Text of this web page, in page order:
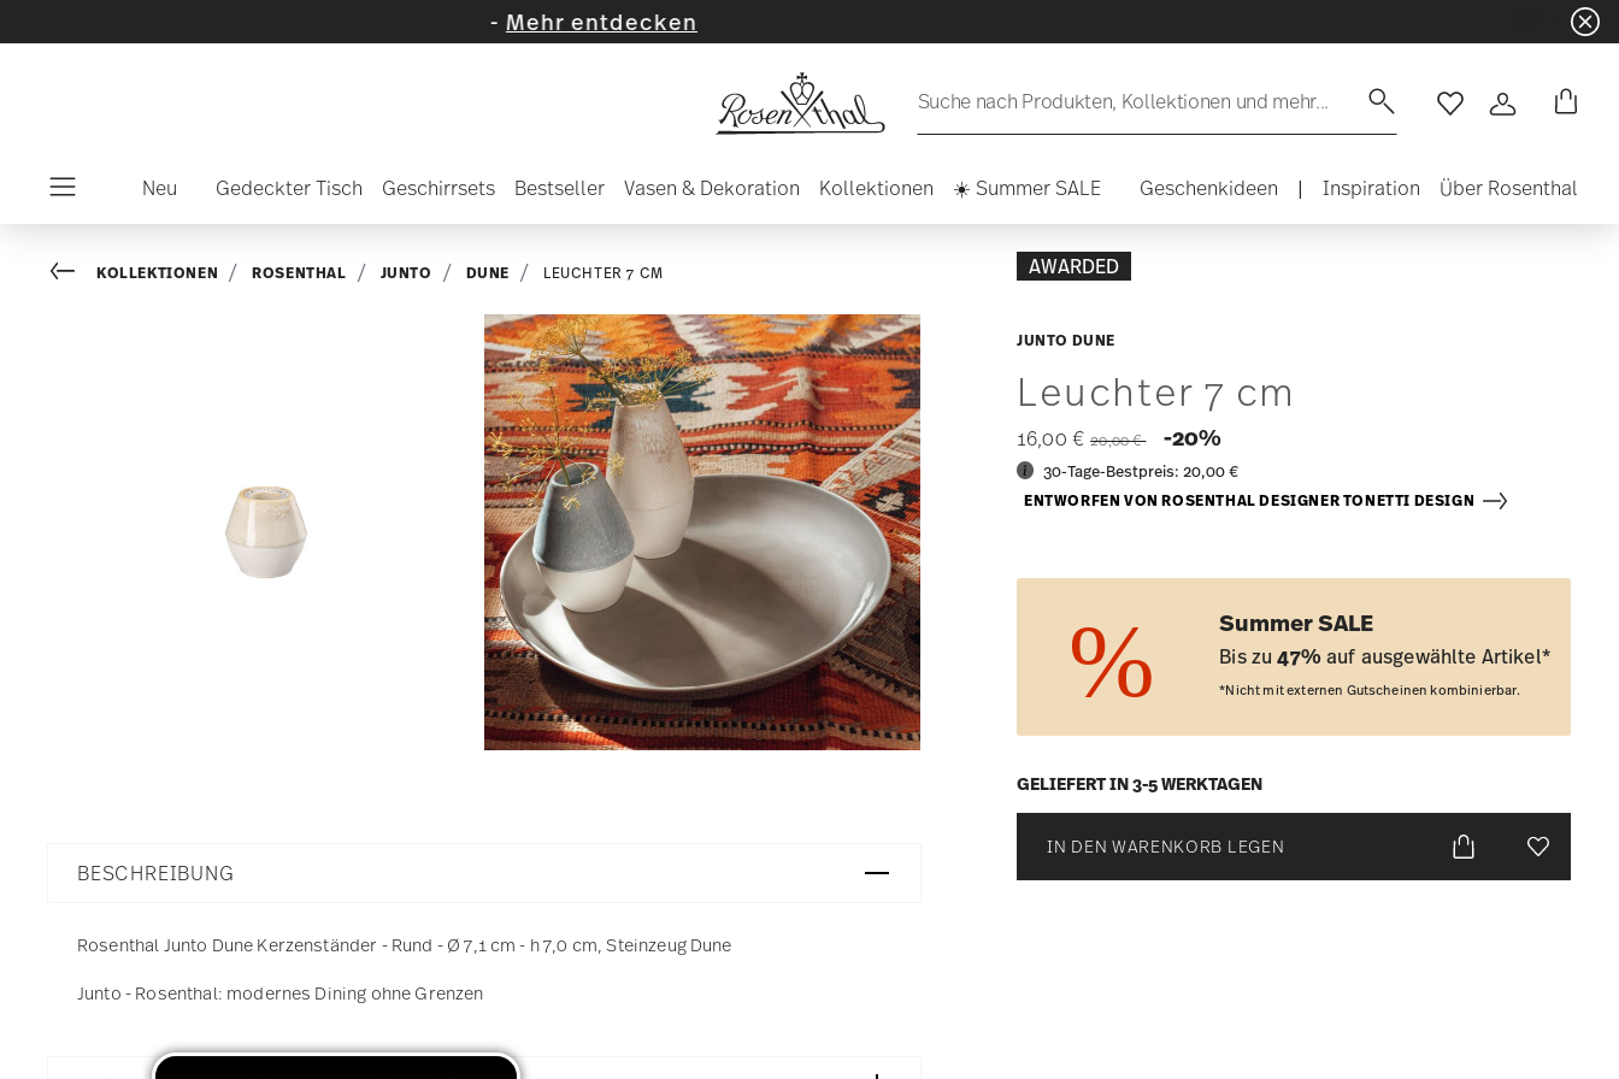
Mehr entdecken
Suche nach Produkten, Kollektionen und mehr... WishlistAnmelden
Neu Gedeckter Tisch Geschirrsets Bestseller Vasen & Dekoration Kollektionen ☀️ Summer SALE Geschenkideen | Inspiration Über Rosenthal
AWARDED
JUNTO DUNE
Leuchter 7 cm
16,00 € Price reduced from
20,00 € -20%
30-Tage-Bestpreis:20,00 €
ENTWORFEN VON ROSENTHAL DESIGNER TONETTI DESIGN
Summer SALE
Bis zu47%auf ausgewählte Artikel*
*Nicht mit externen Gutscheinen kombinierbar.
GELIEFERT IN 3-5 WERKTAGEN
IN DEN WARENKORB LEGEN Add To
Go backKOLLEKTIONEN ROSENTHAL JUNTO DUNE LEUCHTER 7 CM
BESCHREIBUNG
Rosenthal Junto Dune Kerzenständer - Rund - Ø 7,1 cm - h 7,0 cm, Steinzeug Dune
Junto - Rosenthal: modernes Dining ohne Grenzen